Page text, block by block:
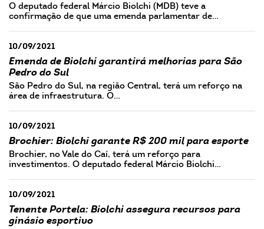
O deputado federal Márcio Biolchi (MDB) teve a
confirmação de que uma emenda parlamentar de…
10/09/2021
Emenda de Biolchi garantirá melhorias para São
Pedro do Sul
São Pedro do Sul, na região Central, terá um reforço na
área de infraestrutura. O…
10/09/2021
Brochier: Biolchi garante R$ 200 mil para esporte
Brochier, no Vale do Caí, terá um reforço para
investimentos. O deputado federal Márcio Biolchi…
10/09/2021
Tenente Portela: Biolchi assegura recursos para
ginásio esportivo